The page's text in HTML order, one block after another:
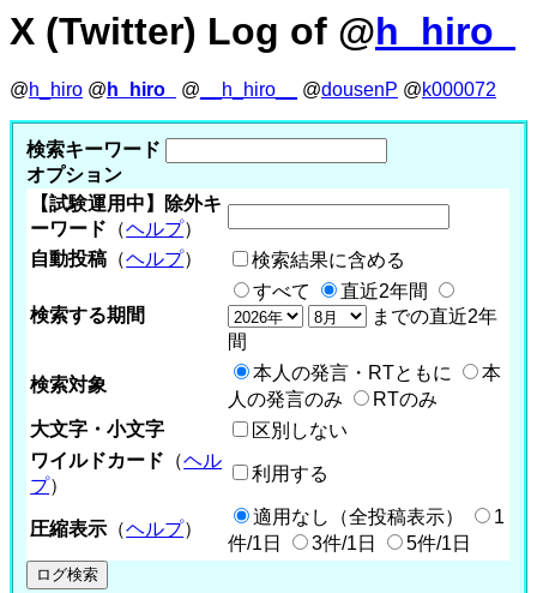
X (Twitter) Log of @h_hiro_
@h_hiro @ h_hiro_ @ __h_hiro__ @dousenP @k000072
検索キーワード
オプション
【試験運用中】除外キ
ーワード （ヘルプ）
自動投稿 （ヘルプ） 検索結果に含める
検索する期間
すべて
直近2年間
までの直近2年
間
検索対象
本人の発言・RTともに
本
人の発言のみ
RTのみ
大文字・小文字
区別しない
ワイルドカード （ヘル
プ）
利用する
圧縮表示 （ヘルプ）
適用なし（全投稿表示）
1
件/1日
3件/1日 5件/1日